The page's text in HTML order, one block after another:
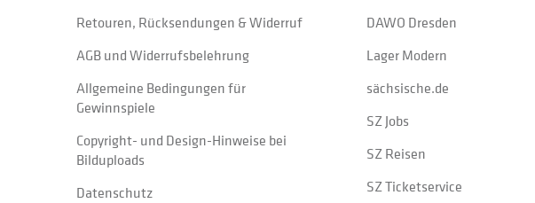
Retouren, Rücksendungen & Widerruf
AGB und Widerrufsbelehrung
Allgemeine Bedingungen für
Gewinnspiele
Copyright- und Design-Hinweise bei
Bilduploads
Datenschutz
DAWO Dresden
Lager Modern
sächsische.de
SZ Jobs
SZ Reisen
SZ Ticketservice